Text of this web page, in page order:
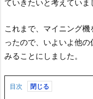
ていきたいと考えていま
これまで、マイニング
ったので、いよいよ他
みることにしました。
目次